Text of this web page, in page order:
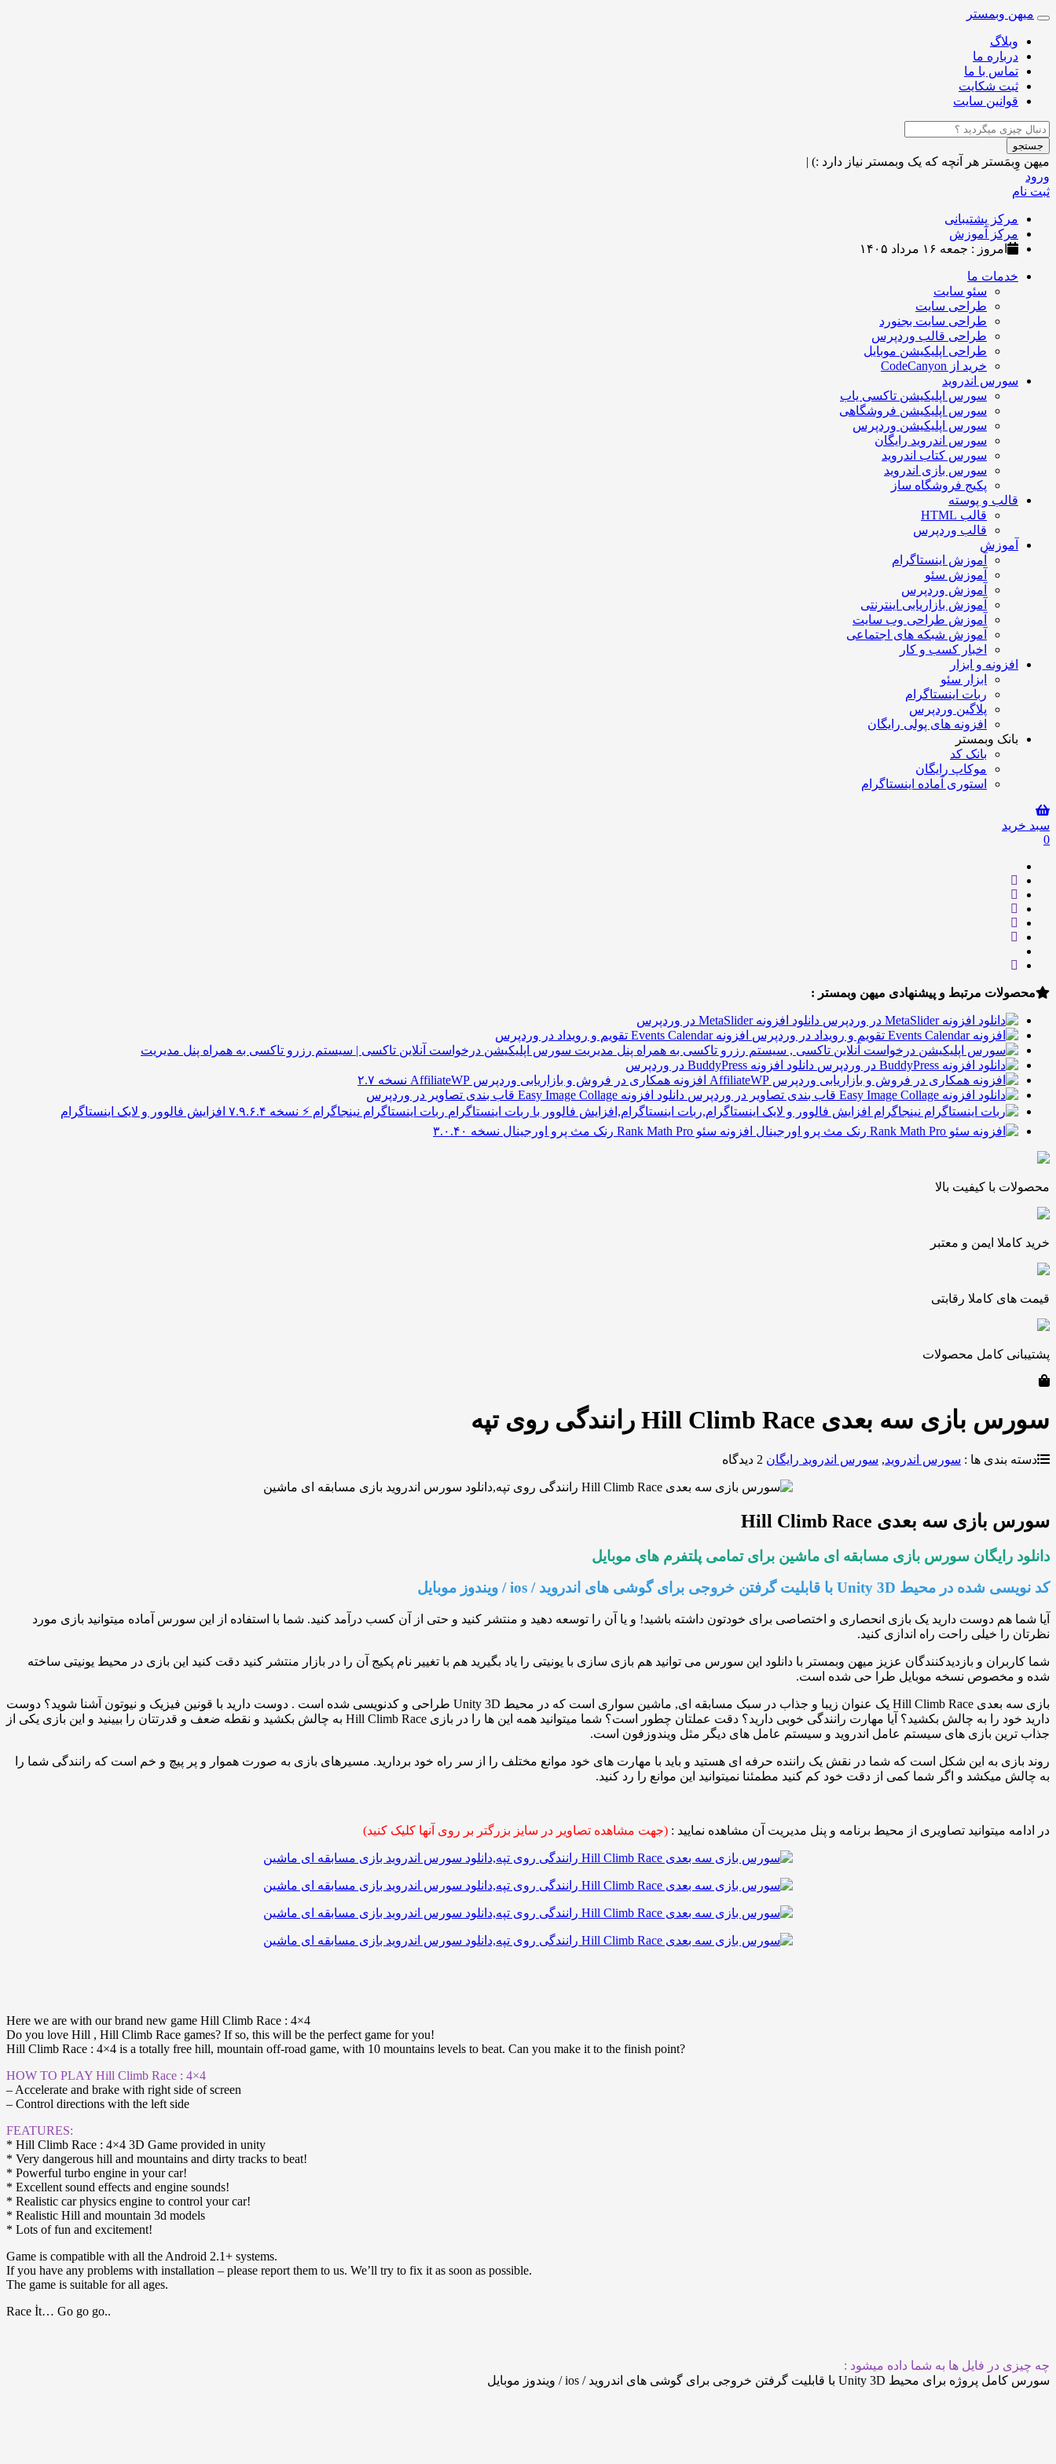
Toggle
navigation
میهن وبمستر
وبلاگ
درباره ما
تماس با ما
ثبت شکایت
قوانین سایت
جستجو
میهن وِبمَستر هر آنچه که یک وبمستر نیاز دارد :) |
ورود
ثبت نام
مرکز پشتیبانی
مرکز آموزش
امروز : جمعه ۱۶ مرداد ۱۴۰۵
خدمات ما
سئو سایت
طراحی سایت
طراحی سایت بجنورد
طراحی قالب وردپرس
طراحی اپلیکیشن موبایل
خرید از CodeCanyon
سورس اندروید
سورس اپلیکیشن تاکسی یاب
سورس اپلیکیشن فروشگاهی
سورس اپلیکیشن وردپرس
سورس اندروید رایگان
سورس کتاب اندروید
سورس بازی اندروید
پکیج فروشگاه ساز
قالب و پوسته
قالب HTML
قالب وردپرس
آموزش
آموزش اینستاگرام
آموزش سئو
آموزش وردپرس
آموزش بازاریابی اینترنتی
آموزش طراحی وب سایت
آموزش شبکه های اجتماعی
اخبار کسب و کار
افزونه و ابزار
ابزار سئو
ربات اینستاگرام
پلاگین وردپرس
افزونه های پولی رایگان
بانک وبمستر
بانک کد
موکاپ رایگان
استوری آماده اینستاگرام
سبد خرید
0
محصولات مرتبط و پیشنهادی میهن وبمستر :
دانلود افزونه MetaSlider در وردپرس
افزونه Events Calendar تقویم و رویداد در وردپرس
سورس اپلیکیشن درخواست آنلاین تاکسی | سیستم رزرو تاکسی به همراه پنل مدیریت
دانلود افزونه BuddyPress در وردپرس
افزونه همکاری در فروش و بازاریابی وردپرس AffiliateWP نسخه ۲.۷
دانلود افزونه Easy Image Collage قاب بندی تصاویر در وردپرس
ربات اینستاگرام نینجاگرام ⚡️ نسخه ۷.۹.۶.۴ افزایش فالوور و لایک اینستاگرام
افزونه سئو Rank Math Pro رنک مث پرو اورجینال نسخه ۳.۰.۴۰
محصولات با کیفیت بالا
خرید کاملا ایمن و معتبر
قیمت های کاملا رقابتی
پشتیبانی کامل محصولات
سورس بازی سه بعدی Hill Climb Race رانندگی روی تپه
دسته بندی ها : سورس اندروید, سورس اندروید رایگان 2 دیدگاه
سورس بازی سه بعدی Hill Climb Race
دانلود رایگان سورس بازی مسابقه ای ماشین برای تمامی پلتفرم های موبایل
کد نویسی شده در محیط Unity 3D با قابلیت گرفتن خروجی برای گوشی های اندروید / ios / ویندوز موبایل
آیا شما هم دوست دارید یک بازی انحصاری و اختصاصی برای خودتون داشته باشید! و یا آن را توسعه دهید و منتشر کنید و حتی از آن کسب درآمد کنید. شما با استفاده از این سورس آماده میتوانید بازی مورد
نظرتان را خیلی راحت راه اندازی کنید.
شما کاربران و بازدیدکنندگان عزیز میهن وبمستر با دانلود این سورس می توانید هم بازی سازی با یونیتی را یاد بگیرید هم با تغییر نام پکیج آن را در بازار منتشر کنید دقت کنید این بازی در محیط یونیتی ساخته
شده و مخصوص نسخه موبایل طرا حی شده است.
بازی سه بعدی Hill Climb Race یک عنوان زیبا و جذاب در سبک مسابقه ای, ماشین سواری است که در محیط Unity 3D طراحی و کدنویسی شده است . دوست دارید با قونین فیزیک و نیوتون آشنا شوید؟ دوست
دارید خود را به چالش بکشید؟ آیا مهارت رانندگی خوبی دارید؟ دقت عملتان چطور است؟ شما میتوانید همه این ها را در بازی Hill Climb Race به چالش بکشید و نقطه ضعف و قدرتتان را بیینید و این بازی یکی از
جذاب ترین بازی های سیستم عامل اندروید و سیستم عامل های دیگر مثل ویندوزفون است.
روند بازی به این شکل است که شما در نقش یک راننده حرفه ای هستید و باید با مهارت های خود موانع مختلف را از سر راه خود بردارید. مسیرهای بازی به صورت هموار و پر پیچ و خم است که رانندگی شما را
به چالش میکشد و اگر شما کمی از دقت خود کم کنید مطمئنا نمیتوانید این موانع را رد کنید.
در ادامه میتوانید تصاویری از محیط برنامه و پنل مدیریت آن مشاهده نمایید : (جهت مشاهده تصاویر در سایز بزرگتر بر روی آنها کلیک کنید)
Here we are with our brand new game Hill Climb Race : 4×4
Do you love Hill , Hill Climb Race games? If so, this will be the perfect game for you!
Hill Climb Race : 4×4 is a totally free hill, mountain off-road game, with 10 mountains levels to beat. Can you make it to the finish point?
HOW TO PLAY Hill Climb Race : 4×4
– Accelerate and brake with right side of screen
– Control directions with the left side
FEATURES:
* Hill Climb Race : 4×4 3D Game provided in unity
* Very dangerous hill and mountains and dirty tracks to beat!
* Powerful turbo engine in your car!
* Excellent sound effects and engine sounds!
* Realistic car physics engine to control your car!
* Realistic Hill and mountain 3d models
* Lots of fun and excitement!
Game is compatible with all the Android 2.1+ systems.
If you have any problems with installation – please report them to us. We’ll try to fix it as soon as possible.
The game is suitable for all ages.
Race İt… Go go go..
چه چیزی در فایل ها به شما داده میشود :
سورس کامل پروژه برای محیط Unity 3D با قابلیت گرفتن خروجی برای گوشی های اندروید / ios / ویندوز موبایل